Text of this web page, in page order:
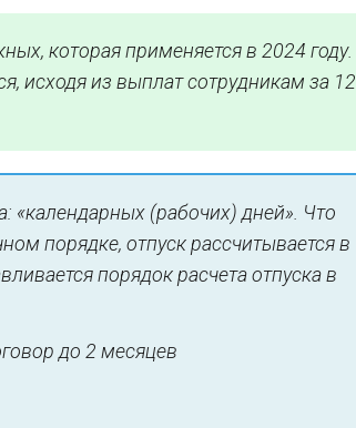
которая применяется в 2024 году.
исходя из выплат сотрудникам за 12
«календарных (рабочих) дней». Что
порядке, отпуск рассчитывается в
порядок расчета отпуска в
до 2 месяцев